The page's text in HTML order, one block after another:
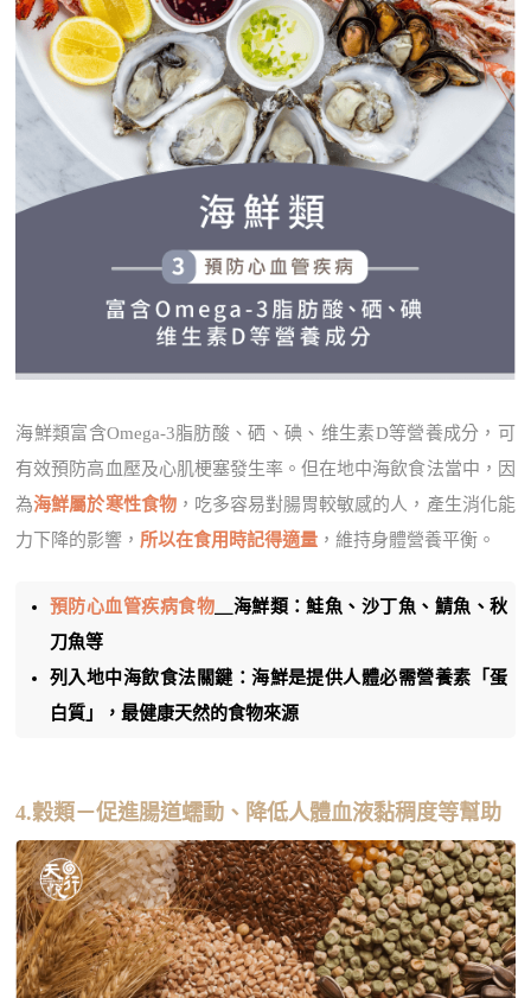
海鮮類富含Omega-3脂肪酸、硒、碘、维生素D等營養成分，可
有效預防高血壓及心肌梗塞發生率。但在地中海飲食法當中，因
為海鮮屬於寒性食物，吃多容易對腸胃較敏感的人，產生消化能
力下降的影響， 所以在食用時記得適量 ，維持身體營養平衡。
預防心血管疾病食物 ＿海鮮類：鮭魚、沙丁魚、鯖魚、秋
刀魚等
列入地中海飲食法關鍵：海鮮是提供人體必需營養素「蛋
白質」，最健康天然的食物來源
4.穀類－促進腸道蠕動、降低人體血液黏稠度等幫助